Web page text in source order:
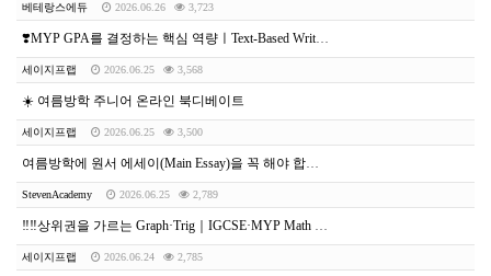
베테랑스에듀 2026.06.26 3,723
❣️MYP GPA를 결정하는 핵심 역량ㅣText-Based Writing
세이지프랩 2026.06.25 3,568
☀️ 여름방학 주니어 온라인 북디베이트
세이지프랩 2026.06.25 3,500
여름방학에 원서 에세이(Main Essay)을 꼭 해야 합니다!
StevenAcademy 2026.06.25 2,789
‼️‼️상위권을 가르는 Graph·Trig｜IGCSE·MYP Math 특강 (1차 조기 마감)
세이지프랩 2026.06.24 2,785